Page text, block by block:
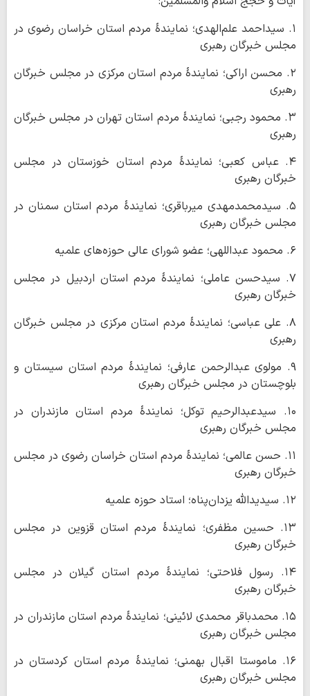
۱. سیداحمد علم‌الهدی؛ نمایندۀ مردم استان خراسان رضوی در
مجلس خبرگان رهبری
۲. محسن اراکی؛ نمایندۀ مردم استان مرکزی در مجلس خبرگان
رهبری
۳. محمود رجبی؛ نمایندۀ مردم استان تهران در مجلس خبرگان
رهبری
۴. عباس کعبی؛ نمایندۀ مردم استان خوزستان در مجلس
خبرگان رهبری
۵. سیدمحمدمهدی میرباقری؛ نمایندۀ مردم استان سمنان در
مجلس خبرگان رهبری
۶. محمود عبداللهی؛ عضو شورای عالی حوزه‌های علمیه
۷. سیدحسن عاملی؛ نمایندۀ مردم استان اردبیل در مجلس
خبرگان رهبری
۸. علی عباسی؛ نمایندۀ مردم استان مرکزی در مجلس خبرگان
رهبری
۹. مولوی عبدالرحمن عارفی؛ نمایندۀ مردم استان سیستان و
بلوچستان در مجلس خبرگان رهبری
۱۰. سیدعبدالرحیم توکل؛ نمایندۀ مردم استان مازندران در
مجلس خبرگان رهبری
۱۱. حسن عالمی؛ نمایندۀ مردم استان خراسان رضوی در مجلس
خبرگان رهبری
۱۲. سیدیدالله یزدان‌پناه؛ استاد حوزه علمیه
۱۳. حسین مظفری؛ نمایندۀ مردم استان قزوین در مجلس
خبرگان رهبری
۱۴. رسول فلاحتی؛ نمایندۀ مردم استان گیلان در مجلس
خبرگان رهبری
۱۵. محمدباقر محمدی لائینی؛ نمایندۀ مردم استان مازندران در
مجلس خبرگان رهبری
۱۶. ماموستا اقبال بهمنی؛ نمایندۀ مردم استان کردستان در
مجلس خبرگان رهبری